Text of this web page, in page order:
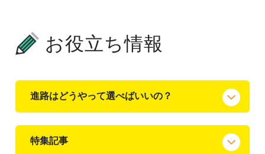
お役立ち情報
進路はどうやって選べばいいの？
特集記事